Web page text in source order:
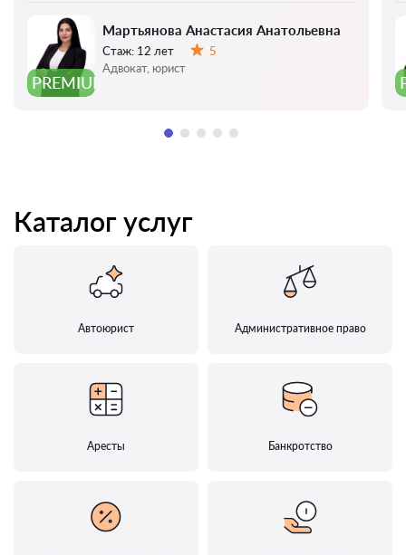
PREMIUM
Мартьянова Анастасия Анатольевна
Стаж: 12 лет
5
Адвокат, юрист
Каталог услуг
Автоюрист Административное право
Аресты Банкротство